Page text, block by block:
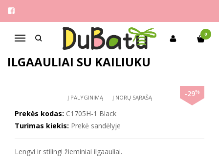
Navigacija
0
Pagrindinis
Sabana 28-35 stilingi žieminiai ilgaauliai su kailiuku
SABANA 28-35 STILINGI ŽIEMINIAI
ILGAAULIAI SU KAILIUKU
-29%
Į PALYGINIMĄ Į NORŲ SĄRAŠĄ
Prekės kodas: C1705H-1 Black
Turimas kiekis: Prekė sandėlyje
Lengvi ir stilingi žieminiai ilgaauliai.